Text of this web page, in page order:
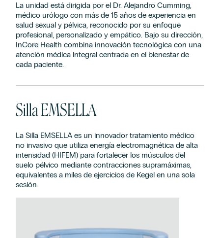
La unidad está dirigida por el Dr. Alejandro Cumming,
médico urólogo con más de 15 años de experiencia en
salud sexual y pélvica, reconocido por su enfoque
profesional, personalizado y empático. Bajo su dirección,
InCore Health combina innovación tecnológica con una
atención médica integral centrada en el bienestar de
cada paciente.
Silla EMSELLA
La Silla EMSELLA es un innovador tratamiento médico
no invasivo que utiliza energía electromagnética de alta
intensidad (HIFEM) para fortalecer los músculos del
suelo pélvico mediante contracciones supramáximas,
equivalentes a miles de ejercicios de Kegel en una sola
sesión.